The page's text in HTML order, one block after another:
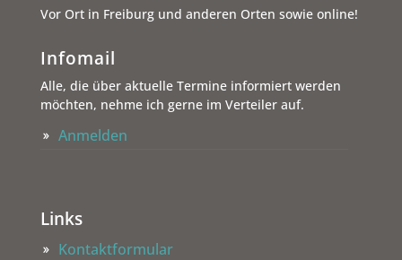
Vor Ort in Freiburg und anderen Orten sowie online!
Infomail
Alle, die über aktuelle Termine informiert werden
möchten, nehme ich gerne im Verteiler auf.
Anmelden
Links
Kontaktformular